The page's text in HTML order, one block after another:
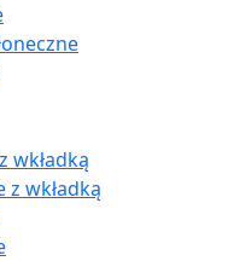
wkładką
wkładką